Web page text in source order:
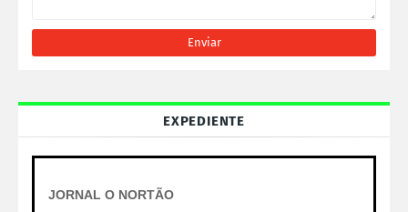
EXPEDIENTE
JORNAL O NORTÃO